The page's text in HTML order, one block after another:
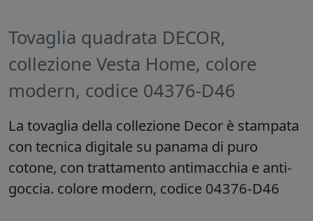
Tovaglia quadrata DECOR,
collezione Vesta Home, colore
modern, codice 04376-D46
La tovaglia della collezione Decor è stampata
con tecnica digitale su panama di puro
cotone, con trattamento antimacchia e anti-
goccia. colore modern, codice 04376-D46